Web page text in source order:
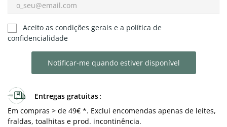
Aceito as condições gerais e a política de
confidencialidade
Notificar-me quando estiver disponível
Entregas gratuitas
Em compras > de 49€ *. Exclui encomendas apenas de leites,
fraldas, toalhitas e prod. incontinência.